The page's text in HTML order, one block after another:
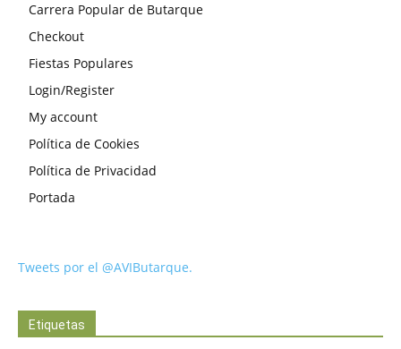
Carrera Popular de Butarque
Checkout
Fiestas Populares
Login/Register
My account
Política de Cookies
Política de Privacidad
Portada
Tweets por el @AVIButarque.
Etiquetas